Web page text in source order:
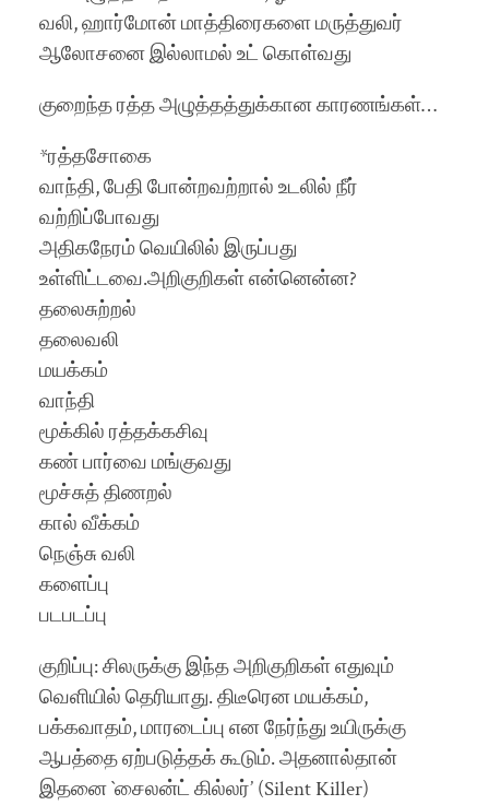
வலி, ஹார்மோன் மாத்திரைகளை மருத்துவர்
ஆலோசனை இல்லாமல் உட் கொள்வது
குறைந்த ரத்த அழுத்தத்துக்கான காரணங்கள்…
*ரத்தசோகை
வாந்தி, பேதி போன்றவற்றால் உடலில் நீர்
வற்றிப்போவது
அதிகநேரம் வெயிலில் இருப்பது
உள்ளிட்டவை.அறிகுறிகள் என்னென்ன?
தலைசுற்றல்
தலைவலி
மயக்கம்
வாந்தி
மூக்கில் ரத்தக்கசிவு
கண் பார்வை மங்குவது
மூச்சுத் திணறல்
கால் வீக்கம்
நெஞ்சு வலி
களைப்பு
படபடப்பு
குறிப்பு: சிலருக்கு இந்த அறிகுறிகள் எதுவும்
வெளியில் தெரியாது. திடீரென மயக்கம்,
பக்கவாதம், மாரடைப்பு என நேர்ந்து உயிருக்கு
ஆபத்தை ஏற்படுத்தக் கூடும். அதனால்தான்
இதனை `சைலன்ட் கில்லர்’ (Silent Killer)